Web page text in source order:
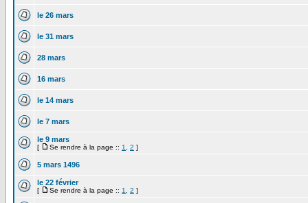
le 26 mars
le 31 mars
28 mars
16 mars
le 14 mars
le 7 mars
le 9 mars
[ Se rendre à la page :: 1 2 ]
5 mars 1496
le 22 février
[ Se rendre à la page :: 1 2 ]